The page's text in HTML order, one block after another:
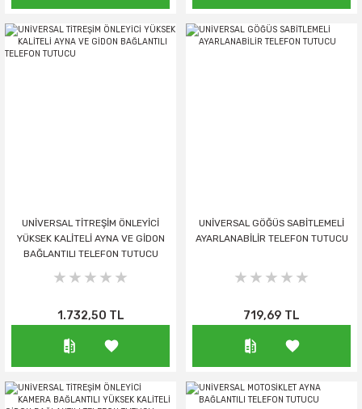
UNİVERSAL TİTREŞİM ÖNLEYİCİ
YÜKSEK KALİTELİ AYNA VE GİDON
BAĞLANTILI TELEFON TUTUCU
1.732,50 TL
UNİVERSAL GÖĞÜS SABİTLEMELİ
AYARLANABİLİR TELEFON TUTUCU
719,69 TL